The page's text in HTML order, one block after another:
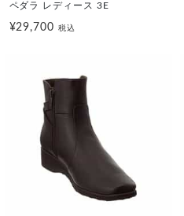
ペダラ レディース 3E
¥29,700税込